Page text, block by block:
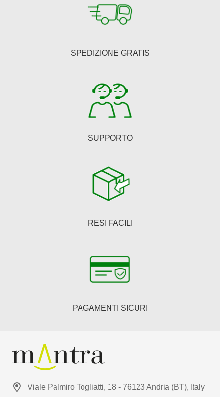
SPEDIZIONE GRATIS
SUPPORTO
RESI FACILI
PAGAMENTI SICURI
Viale Palmiro Togliatti, 18 - 76123 Andria (BT), Italy